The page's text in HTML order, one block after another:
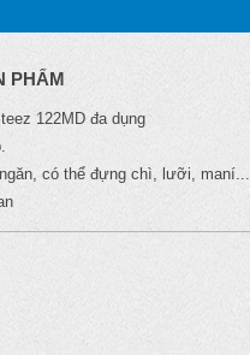
PHẨM
122MD đa dụng
có thể đựng chì, lưỡi, maní...